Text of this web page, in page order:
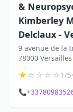
&
Kimberley
Delclaux -
9 avenue de la
78000 Versailles
★☆☆☆☆1/5•
📞